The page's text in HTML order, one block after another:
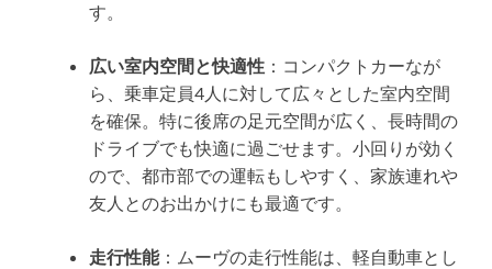
す。
広い室内空間と快適性 ：コンパクトカーなが
ら、乗車定員4人に対して広々とした室内空間
を確保。特に後席の足元空間が広く、長時間の
ドライブでも快適に過ごせます。小回りが効く
ので、都市部での運転もしやすく、家族連れや
友人とのお出かけにも最適です。
走行性能：ムーヴの走行性能は、軽自動車とし